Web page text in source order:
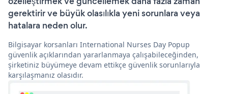
gerektirir ve büyük olasılıkla yeni sorunlara veya
hatalara neden olur.
Bilgisayar korsanları International Nurses Day Popup
güvenlik açıklarından yararlanmaya çalışabileceğinden,
şirketiniz büyümeye devam ettikçe güvenlik sorunlarıyla
karşılaşmanız olasıdır.